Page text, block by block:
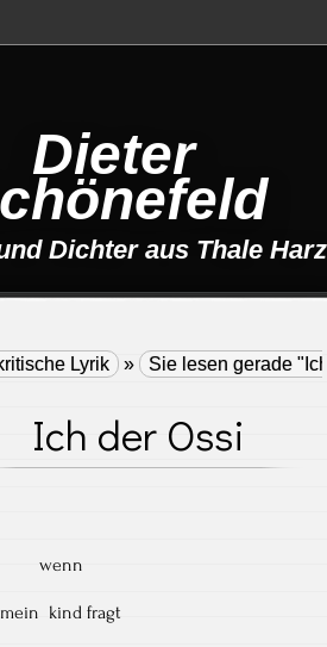
Dieter
Dichter aus Thale Harz
Lyrik » Sie lesen gerade
Ich der Ossi
wenn
mein kind fragt